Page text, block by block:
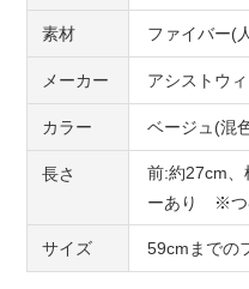
素材 ファイバー(
メーカー アシストウ
カラー ベージュ(混
長さ
前:約27cm
ーあり ※つ
サイズ 59cmまでの